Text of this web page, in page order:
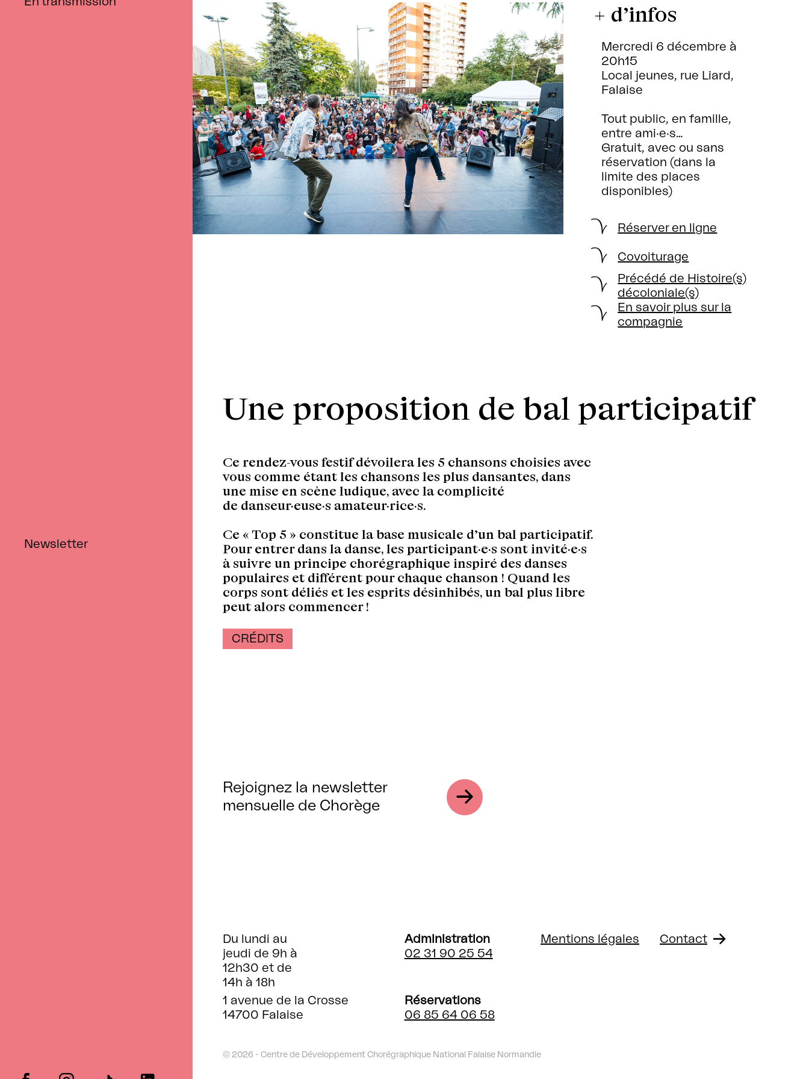
Newsletter
+ d’infos
Mercredi 6 décembre à
20h15
Local jeunes, rue Liard,
Falaise
Tout public, en famille,
entre ami·e·s…
Gratuit, avec ou sans
réservation (dans la
limite des places
disponibles)
Réserver en ligne
Covoiturage
Précédé de Histoire(s)
décoloniale(s)
En savoir plus sur la
compagnie
Une proposition de bal participatif
Ce rendez-vous festif dévoilera les 5 chansons choisies avec
vous comme étant les chansons les plus dansantes, dans
une mise en scène ludique, avec la complicité
de danseur·euse·s amateur·rice·s.
Ce « Top 5 » constitue la base musicale d’un bal participatif.
Pour entrer dans la danse, les participant·e·s sont invité·e·s
à suivre un principe chorégraphique inspiré des danses
populaires et différent pour chaque chanson ! Quand les
corps sont déliés et les esprits désinhibés, un bal plus libre
peut alors commencer !
CRÉDITS
Rejoignez la newsletter
mensuelle de Chorège
Du lundi au
jeudi de 9h à
12h30 et de
14h à 18h
1 avenue de la Crosse
14700 Falaise
Administration
02 31 90 25 54
Réservations
06 85 64 06 58
Mentions légales Contact
© 2026 - Centre de Développement Chorégraphique National Falaise Normandie